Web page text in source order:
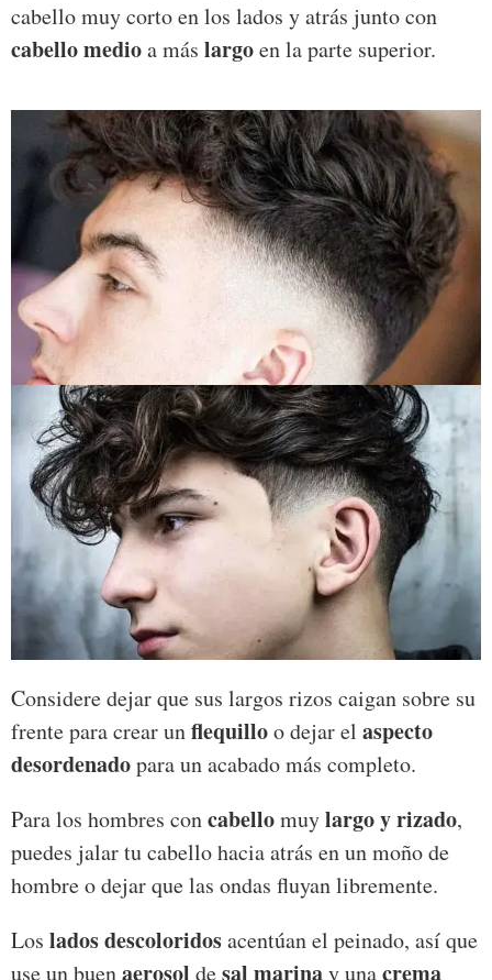
cabello muy corto en los lados y atrás junto con
cabello medioa más largoen la parte superior.
Considere dejar que sus largos rizos caigan sobre su
frente para crear unflequilloo dejar el aspecto
desordenadopara un acabado más completo.
Para los hombres concabellomuylargo y rizado,
puedes jalar tu cabello hacia atrás en un moño de
hombre o dejar que las ondas fluyan libremente.
Los lados descoloridosacentúan el peinado, así que
use un buen aerosol desal marinay unacrema